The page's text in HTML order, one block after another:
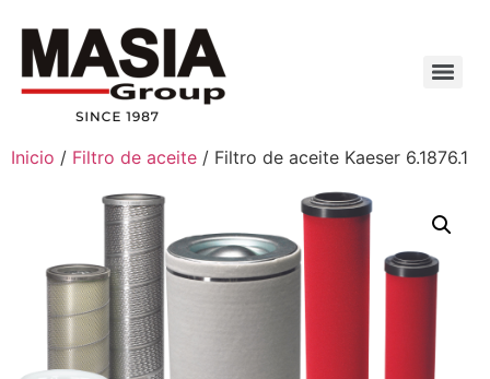
Inicio / Filtro de aceite / Filtro de aceite Kaeser 6.1876.1